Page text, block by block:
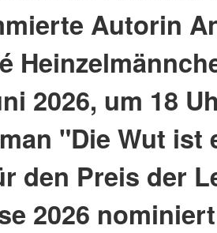
Autorin
2026, um 18
"Die Wut
den Preis der
2026